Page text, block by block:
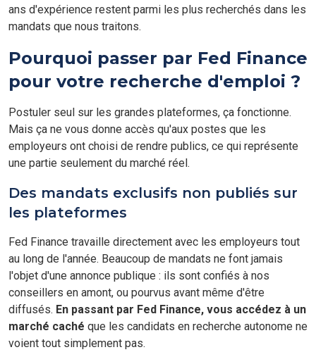
ans d'expérience restent parmi les plus recherchés dans les
mandats que nous traitons.
Pourquoi passer par Fed Finance
pour votre recherche d'emploi ?
Postuler seul sur les grandes plateformes, ça fonctionne.
Mais ça ne vous donne accès qu'aux postes que les
employeurs ont choisi de rendre publics, ce qui représente
une partie seulement du marché réel.
Des mandats exclusifs non publiés sur
les plateformes
Fed Finance travaille directement avec les employeurs tout
au long de l'année. Beaucoup de mandats ne font jamais
l'objet d'une annonce publique : ils sont confiés à nos
conseillers en amont, ou pourvus avant même d'être
diffusés. En passant par Fed Finance, vous accédez à un
marché caché que les candidats en recherche autonome ne
voient tout simplement pas.